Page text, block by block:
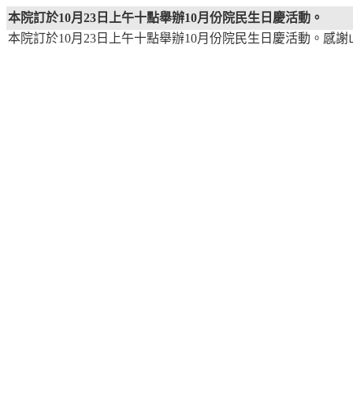
本院訂於10月23日上午十點舉辦10月份院民生日慶活動。
本院訂於10月23日上午十點舉辦10月份院民生日慶活動。感